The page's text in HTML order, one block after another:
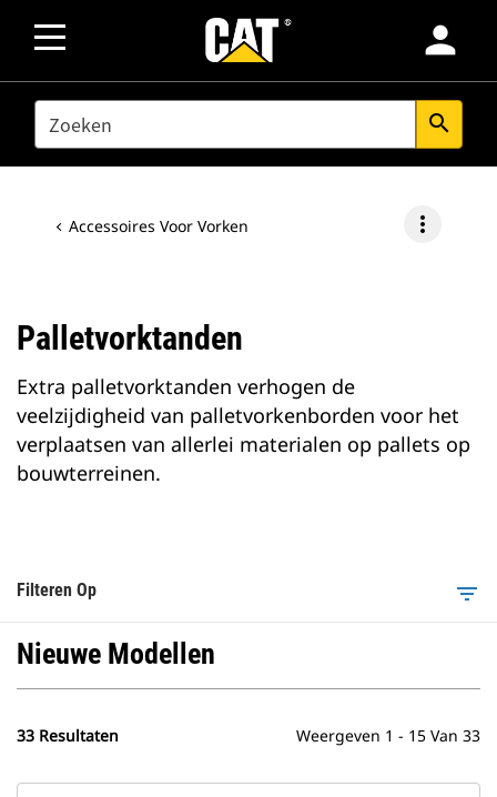
person
SEARCH search
Accessoires Voor Vorken more_vert
Palletvorktanden
Extra palletvorktanden verhogen de
veelzijdigheid van palletvorkenborden voor het
verplaatsen van allerlei materialen op pallets op
bouwterreinen.
Filteren Op filter_list
Nieuwe Modellen
33 Resultaten Weergeven 1 - 15 Van 33